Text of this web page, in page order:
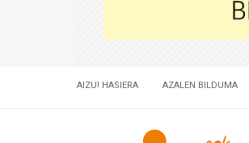
AIZU! HASIERA AZALEN BILDUMA